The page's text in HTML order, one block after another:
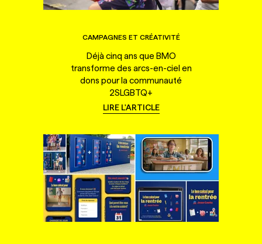
CAMPAGNES ET CRÉATIVITÉ
Déjà cinq ans que BMO
transforme des arcs-en-ciel en
dons pour la communauté
2SLGBTQ+
LIRE L'ARTICLE